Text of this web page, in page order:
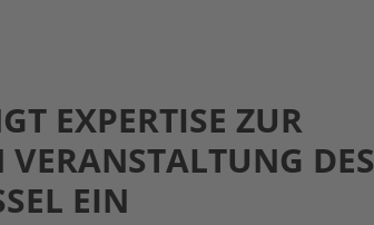
EXPERTISE ZUR
DES
EIN